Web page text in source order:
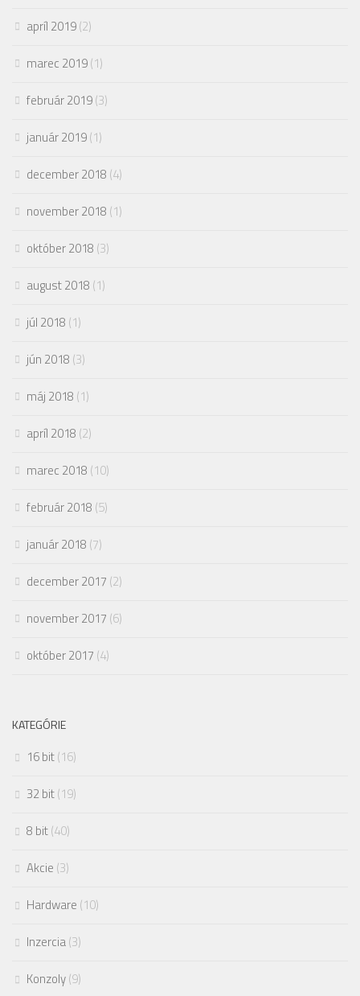
apríl 2019(2)
marec 2019(1)
február 2019(3)
január 2019(1)
december 2018 (4)
november 2018 (1)
október 2018 (3)
august 2018 (1)
júl 2018 (1)
jún 2018 (3)
máj 2018 (1)
apríl 2018 (2)
marec 2018 (10)
február 2018 (5)
január 2018 (7)
december 2017 (2)
november 2017 (6)
október 2017 (4)
KATEGÓRIE
16 bit(16)
32 bit(19)
8 bit(40)
Akcie (3)
Hardware (10)
Inzercia(3)
Konzoly(9)